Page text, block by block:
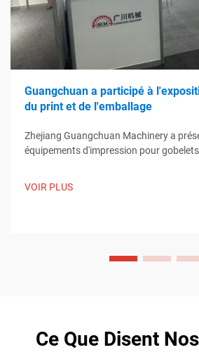
Guangchuan a participé à
du print et de l'emballage
Zhejiang Guangchuan Machinery a
équipements d'impression pour
VOIR PLUS
Ce Que Disent